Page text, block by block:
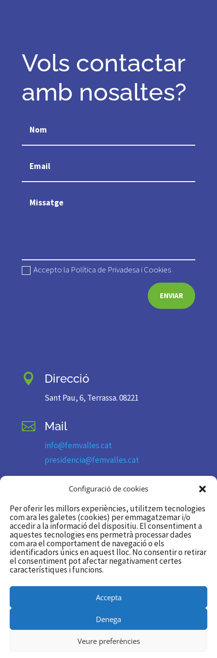
Configuració de cookies
Per oferir les millors experiències, utilitzem tecnologies
com ara les galetes (cookies) per emmagatzemar i/o
accedir a la informació del dispositiu. El consentiment a
aquestes tecnologies ens permetrà processar dades
com ara el comportament de navegació o els
identificadors únics en aquest lloc. No consentir o retirar
el consentiment pot afectar negativament certes
característiques i funcions.
Accepta
Denega
Veure preferències
Vols contactar
amb nosaltes?
Accepto la Política de Privadesa i Cookies
ENVIAR
 Direcció
Sant Pau, 6, Terrassa. 08221
 Mail
info@femvalles.cat
presidencia@femvalles.cat
Telèfon
93 736 11 09
 Segueix-nos
Twitter/X
Linkedin
© 2025 femVallèsPolítica de privadesa
Utilitzem galetes per a oferir-te la millor experiència a la nostra
Podeu esbrinar més sobre quines galetes estem utilitzant o
Configurar